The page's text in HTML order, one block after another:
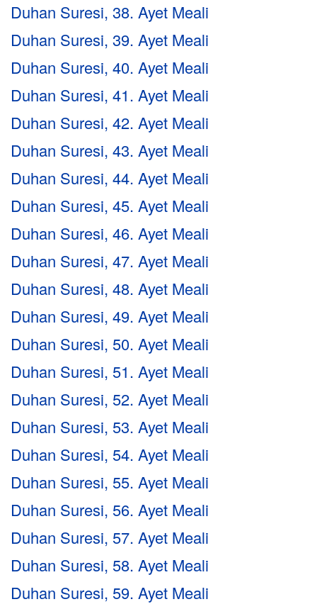
Duhan Suresi, 38. Ayet Meali
Duhan Suresi, 39. Ayet Meali
Duhan Suresi, 40. Ayet Meali
Duhan Suresi, 41. Ayet Meali
Duhan Suresi, 42. Ayet Meali
Duhan Suresi, 43. Ayet Meali
Duhan Suresi, 44. Ayet Meali
Duhan Suresi, 45. Ayet Meali
Duhan Suresi, 46. Ayet Meali
Duhan Suresi, 47. Ayet Meali
Duhan Suresi, 48. Ayet Meali
Duhan Suresi, 49. Ayet Meali
Duhan Suresi, 50. Ayet Meali
Duhan Suresi, 51. Ayet Meali
Duhan Suresi, 52. Ayet Meali
Duhan Suresi, 53. Ayet Meali
Duhan Suresi, 54. Ayet Meali
Duhan Suresi, 55. Ayet Meali
Duhan Suresi, 56. Ayet Meali
Duhan Suresi, 57. Ayet Meali
Duhan Suresi, 58. Ayet Meali
Duhan Suresi, 59. Ayet Meali